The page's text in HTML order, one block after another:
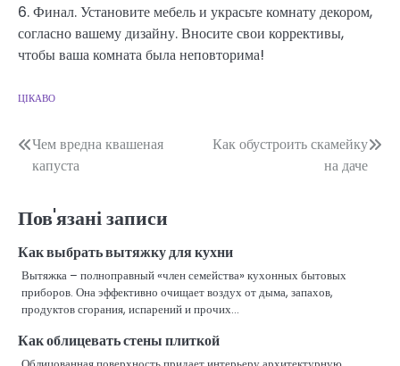
6. Финал. Установите мебель и украсьте комнату декором,
согласно вашему дизайну. Вносите свои коррективы,
чтобы ваша комната была неповторима!
ЦІКАВО
Навігація
записів
Чем вредна квашеная
капуста
Как обустроить скамейку
на даче
Пов'язані записи
Как выбрать вытяжку для кухни
Вытяжка – полноправный «член семейства» кухонных бытовых
приборов. Она эффективно очищает воздух от дыма, запахов,
продуктов сгорания, испарений и прочих…
Как облицевать стены плиткой